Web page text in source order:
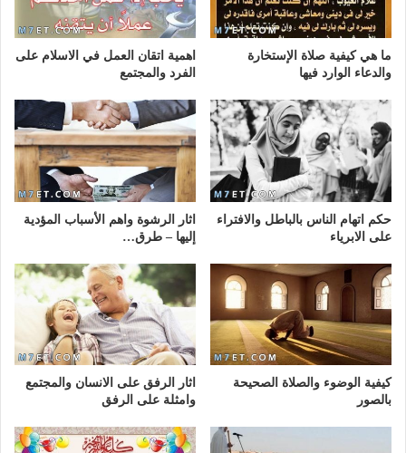
ما هي كيفية صلاة الإستخارة
والدعاء الوارد فيها
اهمية اتقان العمل في الاسلام على
الفرد والمجتمع
حكم اتهام الناس بالباطل والافتراء
على الابرياء
اثار الرشوة واهم الأسباب المؤدية
إليها – طرق…
كيفية الوضوء والصلاة الصحيحة
بالصور
اثار الرفق على الانسان والمجتمع
وامثلة على الرفق